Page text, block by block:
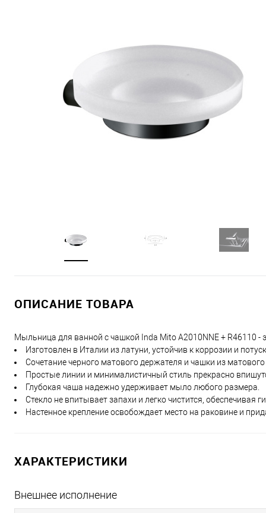
ОПИСАНИЕ ТОВАРА
Мыльница для ванной с чашкой Inda Mito A2010NNE + R46110
Изготовлен в Италии из латуни, устойчив к коррозии и
Сочетание черного матового держателя и чашки из
Простые линии и минималистичный стиль прекрасно
Глубокая чаша надежно удерживает мыло любого размера.
Стекло не впитывает запахи и легко чистится, обеспечивая
Настенное крепление освобождает место на раковине и
ХАРАКТЕРИСТИКИ
Внешнее исполнение